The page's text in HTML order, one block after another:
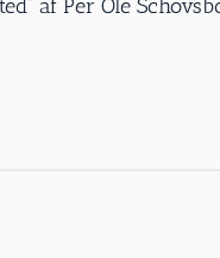
af Per Ole